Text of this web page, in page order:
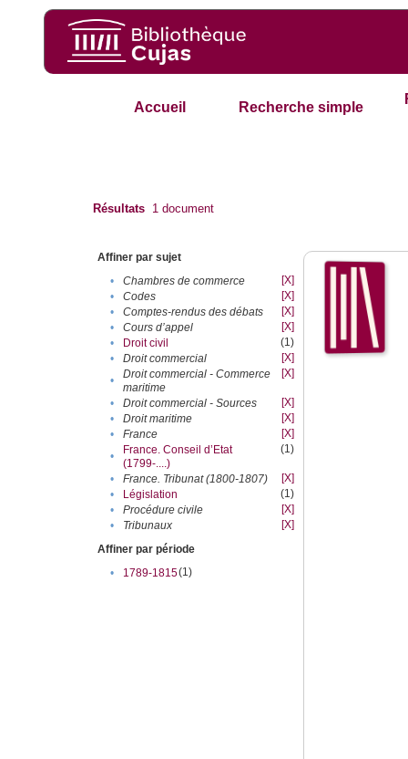
Accueil Recherche simple
Résultats 1 document
Affiner par sujet
•
Chambres de commerce
[X]
•
Codes
[X]
•
Comptes-rendus des débats
[X]
•
Cours d’appel
[X]
•
Droit civil
(1)
•
Droit commercial
[X]
•
Droit commercial - Commerce
maritime
[X]
• Droit commercial - Sources
[X]
•
Droit maritime
[X]
•
France
[X]
•
France. Conseil d’Etat
(1799-....)
(1)
• France. Tribunat (1800-1807)
[X]
•
Législation
(1)
•
Procédure civile
[X]
•
Tribunaux
[X]
Affiner par période
•
1789-1815(1)